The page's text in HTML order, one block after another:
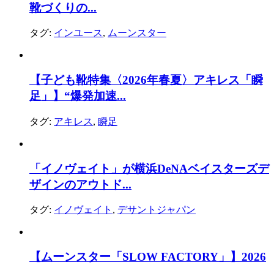
靴づくりの...
タグ: インユース, ムーンスター
【子ども靴特集〈2026年春夏〉アキレス「瞬
足」】“爆発加速...
タグ: アキレス, 瞬足
「イノヴェイト」が横浜DeNAベイスターズデ
ザインのアウトド...
タグ: イノヴェイト , デサントジャパン
【ムーンスター「SLOW FACTORY」】2026